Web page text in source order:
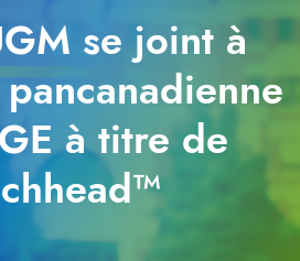
se joint à
à titre de